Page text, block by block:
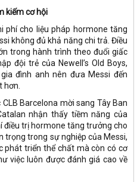
kiếm cơ hội
phí cho liệu pháp hormone tăng
không đủ khả năng chi trả. Điều
trong hành trình theo đuổi giấc
đội trẻ của Newell’s Old Boys,
đình anh nên đưa Messi đến
hơn.
Barcelona mời sang Tây Ban
nhận thấy tiềm năng của
điều trị hormone tăng trưởng cho
trọng trong sự nghiệp của Messi,
phát triển thể chất mà còn có cơ
việc luôn được đánh giá cao về